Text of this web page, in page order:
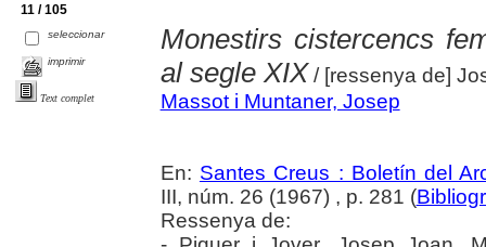
11 / 105
seleccionar
imprimir
Text complet
Monestirs cistercencs
al segle XIX / [ressenya de]
Massot i Muntaner, Josep
En: Santes Creus : Boletín del
III, núm. 26 (1967) , p. 281 (
Ressenya de: